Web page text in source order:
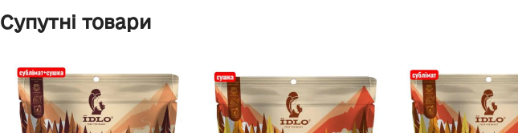
Супутні товари